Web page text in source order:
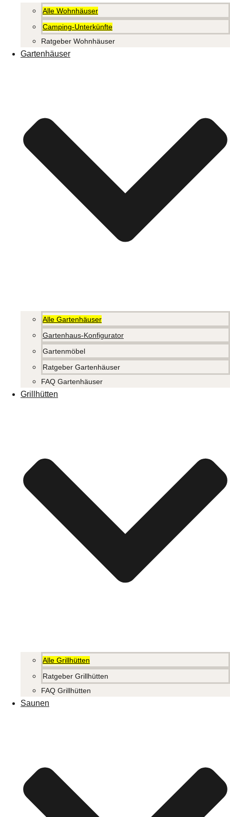
Alle Wohnhäuser
Camping-Unterkünfte
Ratgeber Wohnhäuser
Gartenhäuser
Alle Gartenhäuser
Gartenhaus-Konfigurator
Gartenmöbel
Ratgeber Gartenhäuser
FAQ Gartenhäuser
Grillhütten
Alle Grillhütten
Ratgeber Grillhütten
FAQ Grillhütten
Saunen